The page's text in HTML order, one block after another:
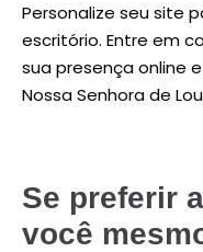
Personalize seu site
escritório. Entre em
sua presença online
Nossa Senhora de
Se preferir
você